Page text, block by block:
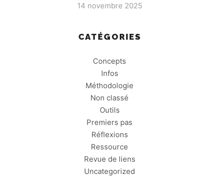
14 novembre 2025
CATÉGORIES
Concepts
Infos
Méthodologie
Non classé
Outils
Premiers pas
Réflexions
Ressource
Revue de liens
Uncategorized